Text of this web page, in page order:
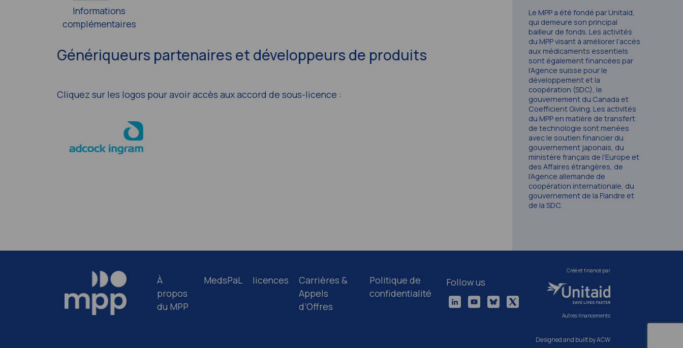
Informations
complémentaires
Génériqueurs partenaires et développeurs de produits
Cliquez sur les logos pour avoir accès aux accord de sous-licence :
Le MPP a été fondé par Unitaid,
qui demeure son principal
bailleur de fonds. Les activités
du MPP visant à améliorer l’accès
aux médicaments essentiels
sont également financées par
l’Agence suisse pour le
développement et la
coopération (SDC), le
gouvernement du Canada et
Coefficient Giving. Les activités
du MPP en matière de transfert
de technologie sont menées
avec le soutien financier du
gouvernement japonais, du
ministère français de l’Europe et
des Affaires étrangères, de
l’Agence allemande de
coopération internationale, du
gouvernement de la Flandre et
de la SDC.
À
propos
du MPP
MedsPaL licences
Carrières &
Appels
d’Offres
Politique de
confidentialité
Follow us
Créé et financé par
Autres financements
Designed and built by ACW